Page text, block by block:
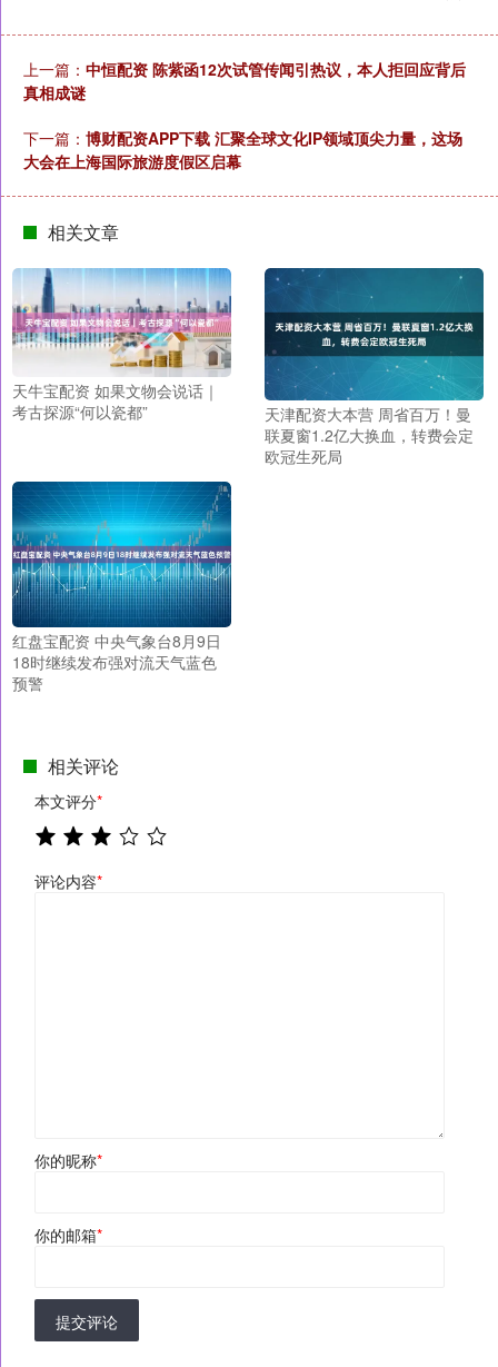
上一篇： 中恒配资 陈紫函12次试管传闻引热议，本人拒回应背后
真相成谜
下一篇： 博财配资APP下载 汇聚全球文化IP领域顶尖力量，这场
大会在上海国际旅游度假区启幕
相关文章
天牛宝配资 如果文物会说话｜
考古探源“何以瓷都”
天津配资大本营 周省百万！曼
联夏窗1.2亿大换血，转费会定
欧冠生死局
红盘宝配资 中央气象台8月9日
18时继续发布强对流天气蓝色
预警
相关评论
本文评分*
评论内容*
你的昵称*
你的邮箱*
提交评论